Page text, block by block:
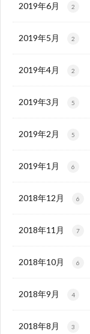
2019年6月 2
2019年5月 2
2019年4月 2
2019年3月 5
2019年2月 5
2019年1月 6
2018年12月 6
2018年11月 7
2018年10月 6
2018年9月 4
2018年8月 3